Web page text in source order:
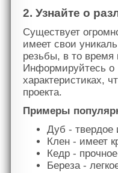
2. Узнайте о
Существует
имеет свои
резьбы, в то время
Информируйтесь о
характеристиках,
проекта.
Примеры
Дуб - твердое
Клен - имеет
Кедр -
Береза -